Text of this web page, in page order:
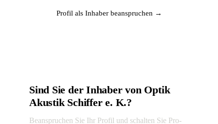
Profil als Inhaber beanspruchen →
Sind Sie der Inhaber von Optik
Akustik Schiffer e. K.?
Beanspruchen Sie Ihr Profil und schalten Sie Pro-